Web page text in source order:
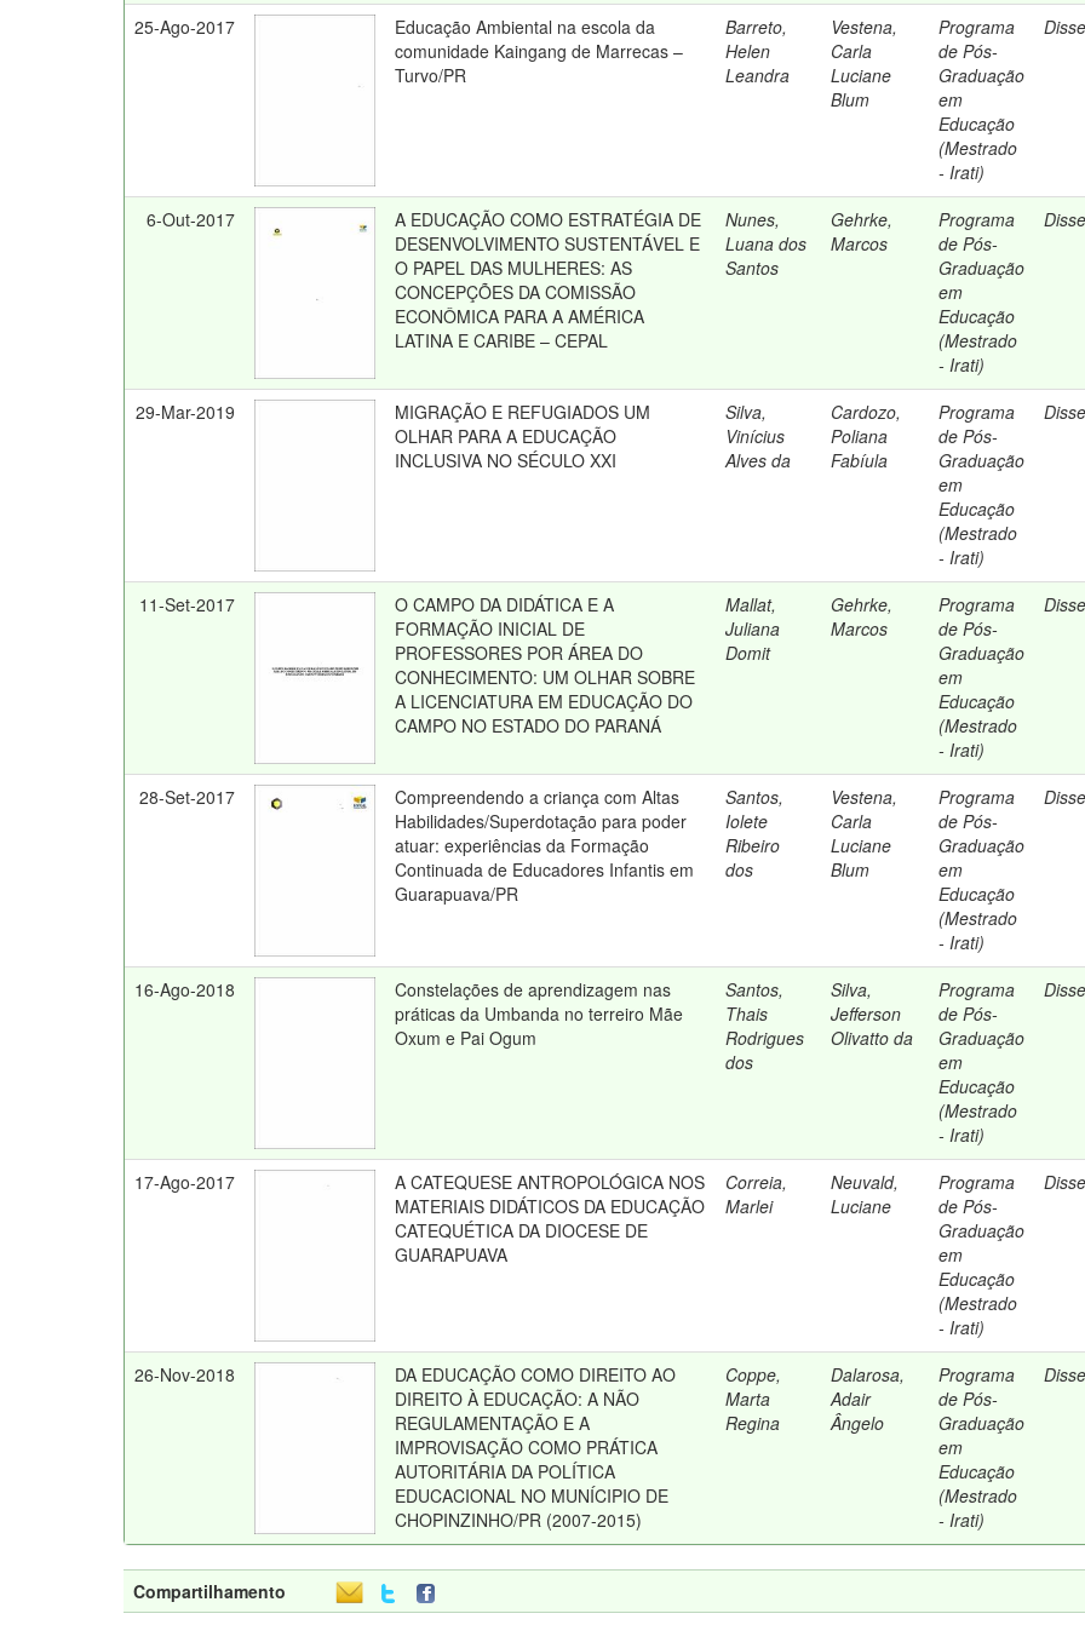
25-Ago-2017
Educação Ambiental na escola da
comunidade Kaingang de Marrecas –
Turvo/PR
Barreto,
Helen
Leandra
Vestena,
Carla
Luciane
Blum
Programa
de Pós-
Graduação
em
Educação
(Mestrado
- Irati)
6-Out-2017
A EDUCAÇÃO COMO ESTRATÉGIA DE
DESENVOLVIMENTO SUSTENTÁVEL E
O PAPEL DAS MULHERES: AS
CONCEPÇÕES DA COMISSÃO
ECONÔMICA PARA A AMÉRICA
LATINA E CARIBE – CEPAL
Nunes,
Luana dos
Santos
Gehrke,
Marcos
Programa
de Pós-
Graduação
em
Educação
(Mestrado
- Irati)
29-Mar-2019
MIGRAÇÃO E REFUGIADOS UM
OLHAR PARA A EDUCAÇÃO
INCLUSIVA NO SÉCULO XXI
Silva,
Vinícius
Alves da
Cardozo,
Poliana
Fabíula
Programa
de Pós-
Graduação
em
Educação
(Mestrado
- Irati)
11-Set-2017
O CAMPO DA DIDÁTICA E A
FORMAÇÃO INICIAL DE
PROFESSORES POR ÁREA DO
CONHECIMENTO: UM OLHAR SOBRE
A LICENCIATURA EM EDUCAÇÃO DO
CAMPO NO ESTADO DO PARANÁ
Mallat,
Juliana
Domit
Gehrke,
Marcos
Programa
de Pós-
Graduação
em
Educação
(Mestrado
- Irati)
28-Set-2017
Compreendendo a criança com Altas
Habilidades/Superdotação para poder
atuar: experiências da Formação
Continuada de Educadores Infantis em
Guarapuava/PR
Santos,
Iolete
Ribeiro
dos
Vestena,
Carla
Luciane
Blum
Programa
de Pós-
Graduação
em
Educação
(Mestrado
- Irati)
16-Ago-2018
Constelações de aprendizagem nas
práticas da Umbanda no terreiro Mãe
Oxum e Pai Ogum
Santos,
Thais
Rodrigues
dos
Silva,
Jefferson
Olivatto da
Programa
de Pós-
Graduação
em
Educação
(Mestrado
- Irati)
17-Ago-2017
A CATEQUESE ANTROPOLÓGICA NOS
MATERIAIS DIDÁTICOS DA EDUCAÇÃO
CATEQUÉTICA DA DIOCESE DE
GUARAPUAVA
Correia,
Marlei
Neuvald,
Luciane
Programa
de Pós-
Graduação
em
Educação
(Mestrado
- Irati)
26-Nov-2018
DA EDUCAÇÃO COMO DIREITO AO
DIREITO À EDUCAÇÃO: A NÃO
REGULAMENTAÇÃO E A
IMPROVISAÇÃO COMO PRÁTICA
AUTORITÁRIA DA POLÍTICA
EDUCACIONAL NO MUNÍCIPIO DE
CHOPINZINHO/PR (2007-2015)
Coppe,
Marta
Regina
Dalarosa,
Adair
Ângelo
Programa
de Pós-
Graduação
em
Educação
(Mestrado
- Irati)
Compartilhamento